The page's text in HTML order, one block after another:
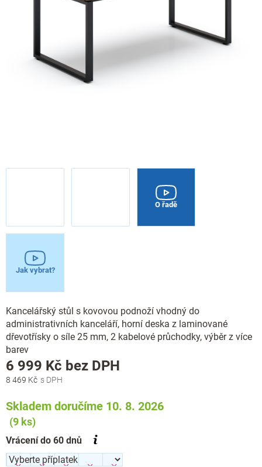
O řadě
Jak vybrat?
Kancelářský stůl s kovovou podnoží vhodný do
administrativních kanceláří, horní deska z laminované
dřevotřísky o síle 25 mm, 2 kabelové průchodky, výběr z více
barev
8 469 Kč
6 999 Kč bez DPH
Skladem doručíme 10. 8. 2026
(9 ks)
Vrácení do 60 dnů